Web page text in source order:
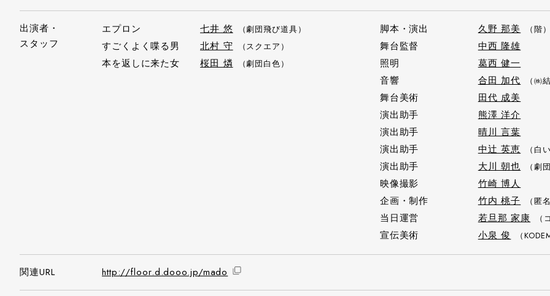
出演者・
スタッフ
エプロン 七井 悠 （劇団飛び道具）
すごくよく喋る男 北村 守 （スクエア）
本を返しに来た女 桜田 燐 （劇団白色）
脚本・演出 久野 那美 （階
舞台監督
中西 隆雄
照明
葛西 健一
音響
合田 加代 （㈱
舞台美術
田代 成美
演出助手
熊澤 洋介
演出助手
晴川 言葉
演出助手
中辻 英恵 （白
演出助手 大川 朝也 （劇
映像撮影
竹崎 博人
企画・制作
竹内 桃子 （匿
当日運営 若旦那 家康 （
宣伝美術 小泉 俊 （
関連URL http://floor.d.dooo.jp/mado